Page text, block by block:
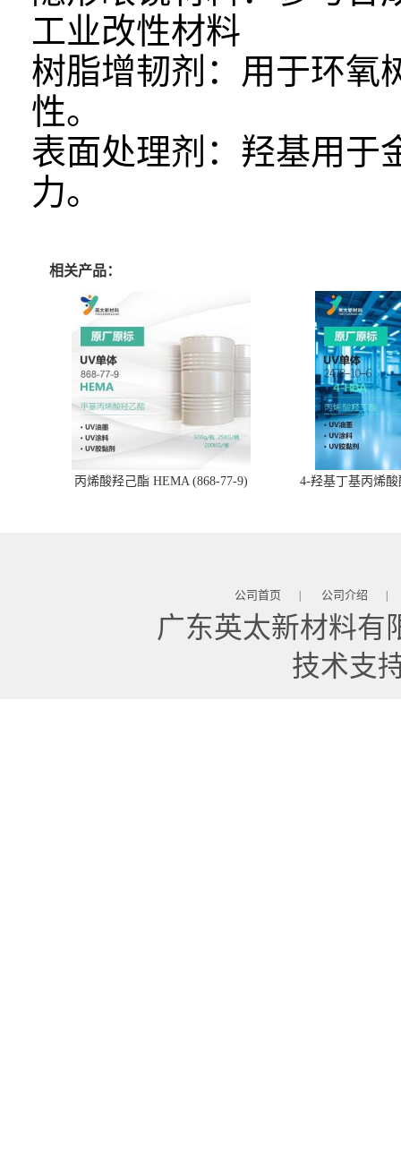
工业改性材料
树脂增韧剂：用于环氧
性。
表面处理剂：羟基用于
力。
相关产品：
丙烯酸羟己酯 HEMA (868-77-9)
4-羟基丁基丙烯
公司首页 公司介绍
广东英太新材料有
技术支